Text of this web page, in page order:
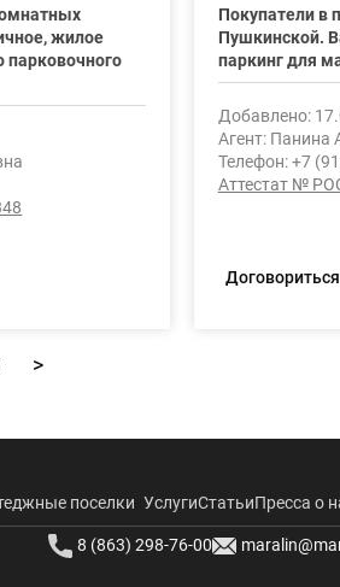
жилое
парковочного
Покупатели в
Пушкинской.
паркинг для
Добавлено:
Агент: Панина
Телефон: +7
Аттестат №
>
поселки УслугиСтатьиПресса о
8 (863) 298-76-00